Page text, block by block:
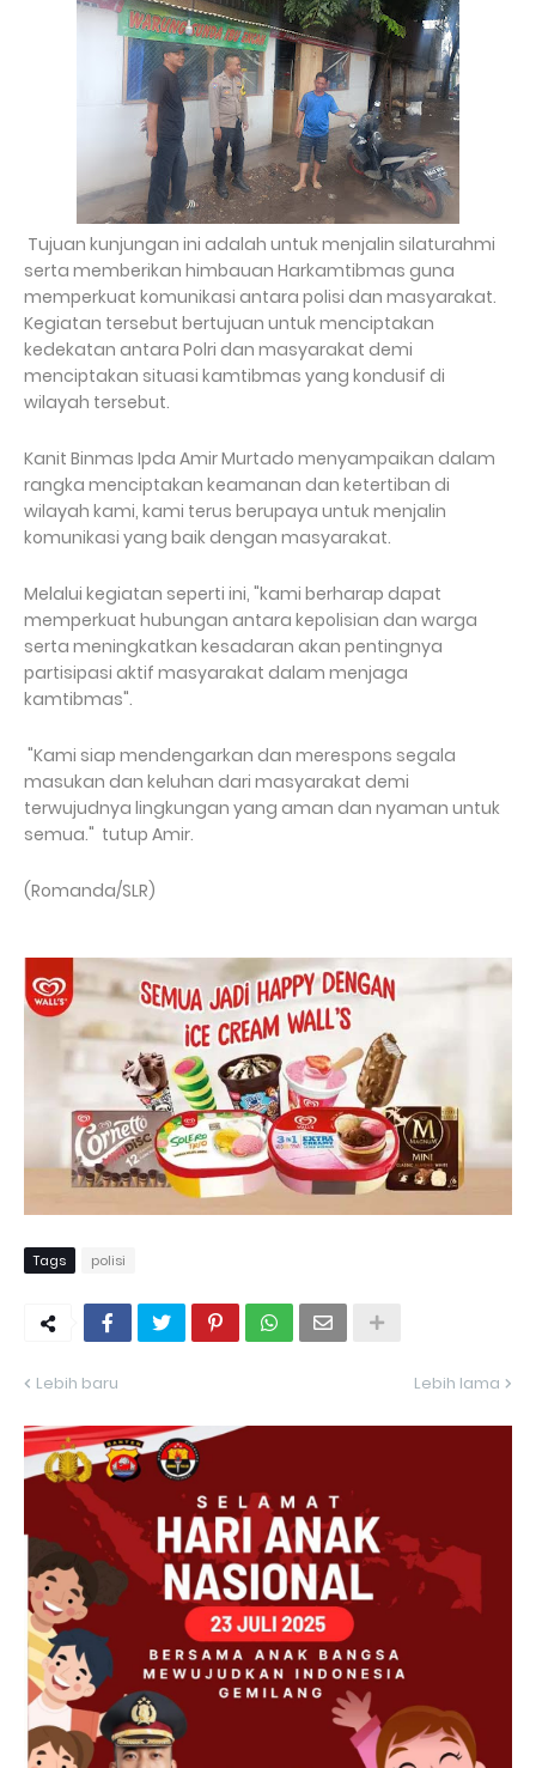
Tujuan kunjungan ini adalah untuk menjalin silaturahmi
serta memberikan himbauan Harkamtibmas guna
memperkuat komunikasi antara polisi dan masyarakat.
Kegiatan tersebut bertujuan untuk menciptakan
kedekatan antara Polri dan masyarakat demi
menciptakan situasi kamtibmas yang kondusif di
wilayah tersebut.
Kanit Binmas Ipda Amir Murtado menyampaikan dalam
rangka menciptakan keamanan dan ketertiban di
wilayah kami, kami terus berupaya untuk menjalin
komunikasi yang baik dengan masyarakat.
Melalui kegiatan seperti ini, "kami berharap dapat
memperkuat hubungan antara kepolisian dan warga
serta meningkatkan kesadaran akan pentingnya
partisipasi aktif masyarakat dalam menjaga
kamtibmas".
"Kami siap mendengarkan dan merespons segala
masukan dan keluhan dari masyarakat demi
terwujudnya lingkungan yang aman dan nyaman untuk
semua." tutup Amir.
(Romanda/SLR)
Tags polisi
Lebih baru Lebih lama